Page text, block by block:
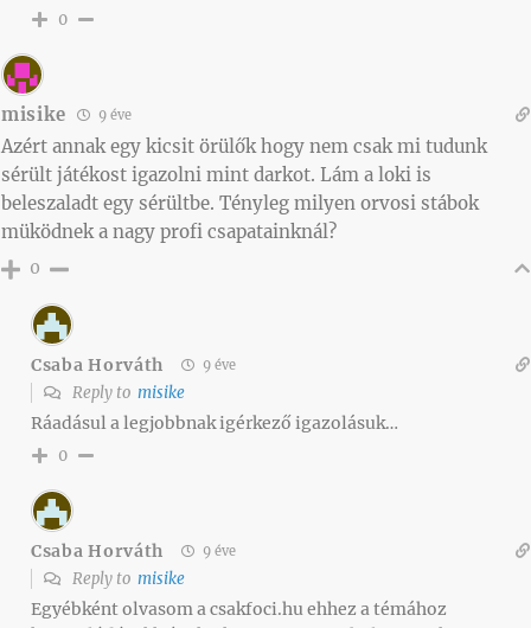
0
misike 9 éve
Azért annak egy kicsit örülők hogy nem csak mi tudunk
sérült játékost igazolni mint darkot. Lám a loki is
beleszaladt egy sérültbe. Tényleg milyen orvosi stábok
müködnek a nagy profi csapatainknál?
0
Csaba Horváth 9 éve
Reply to misike
Ráadásul a legjobbnak igérkező igazolásuk…
0
Csaba Horváth 9 éve
Reply to misike
Egyébként olvasom a csakfoci.hu ehhez a témához